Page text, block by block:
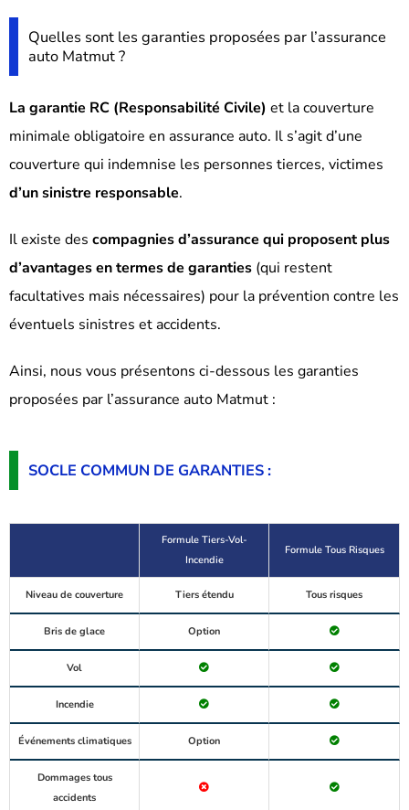
Quelles sont les garanties proposées par l’assurance
auto Matmut ?
La garantie RC (Responsabilité Civile) et la couverture
minimale obligatoire en assurance auto. Il s’agit d’une
couverture qui indemnise les personnes tierces, victimes
d’un sinistre responsable.
Il existe des compagnies d’assurance qui proposent plus
d’avantages en termes de garanties (qui restent
facultatives mais nécessaires) pour la prévention contre les
éventuels sinistres et accidents.
Ainsi, nous vous présentons ci-dessous les garanties
proposées par l’assurance auto Matmut :
SOCLE COMMUN DE GARANTIES :
Formule Tiers-Vol-
Incendie
Formule Tous Risques
Niveau de couverture Tiers étendu Tous risques
Bris de glace Option
Vol
Incendie
Événements climatiques Option
Dommages tous
accidents